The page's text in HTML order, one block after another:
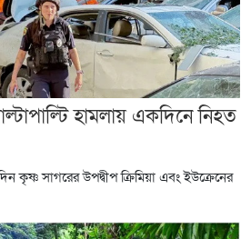
হামলায় একদিনে নিহত
কৃষ্ণ সাগরের উপদ্বীপ ক্রিমিয়া এবং ইউক্রেনের